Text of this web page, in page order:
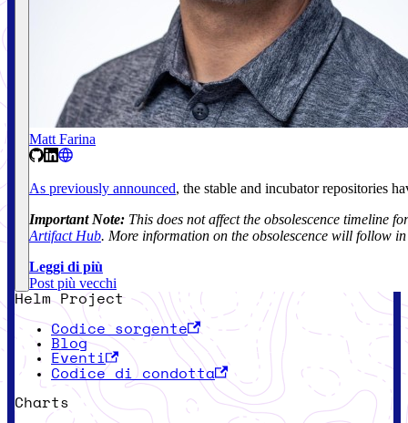
Matt Farina
As previously announced, the stable and incubator repositories
Important Note: This does not affect the obsolescence timeline
Artifact Hub. More information on the obsolescence will follow
Leggi di più
Post più vecchi
Helm Project
Codice sorgente
Blog
Eventi
Codice di condotta
Charts